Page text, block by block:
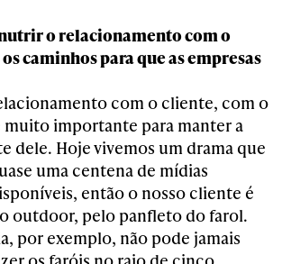
o relacionamento com o
caminhos para que as empresas
com o cliente, com o
importante para manter a
dele. Hoje vivemos um drama que
uma centena de mídias
então o nosso cliente é
outdoor, pelo panfleto do farol.
por exemplo, não pode jamais